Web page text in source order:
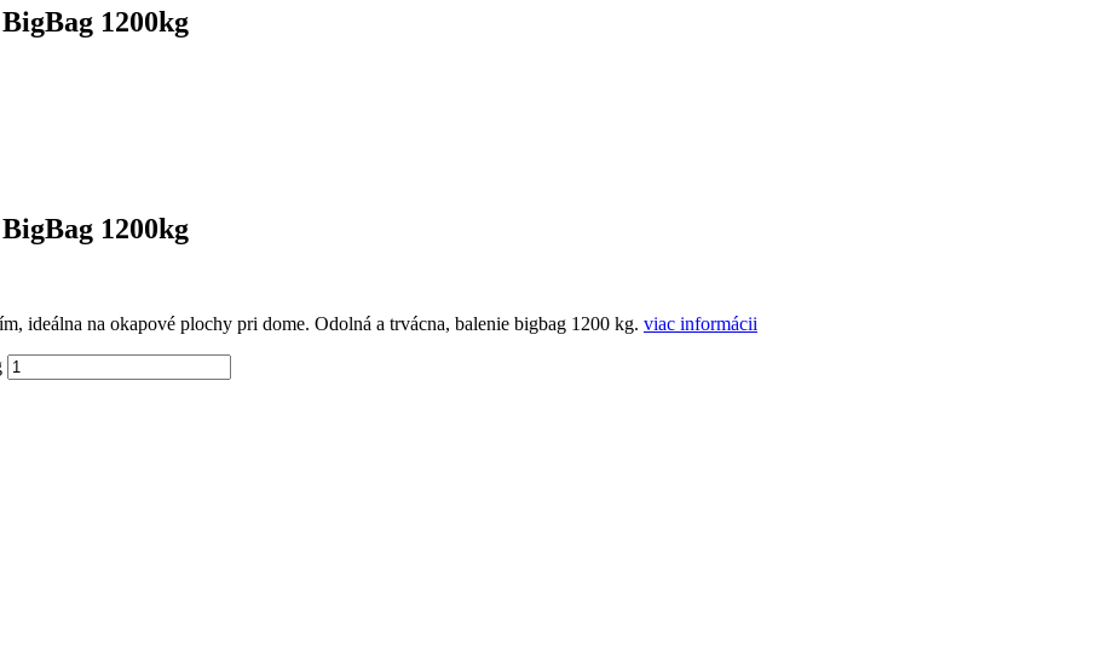
1200kg
1200kg
ideálna na okapové plochy pri dome. Odolná a trvácna, balenie bigbag 1200 kg. viac informácii